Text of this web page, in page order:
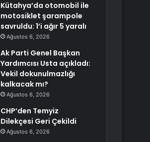
Kütahya’da otomobil ile
motosiklet şarampole
savruldu: 1’i ağır 5 yaralı
Ağustos 6, 2026
Ak Parti Genel Başkan
Yardımcısı Usta açıkladı:
Vekil dokunulmazlığı
kalkacak mı?
Ağustos 6, 2026
CHP’den Temyiz
Dilekçesi Geri Çekildi
Ağustos 6, 2026